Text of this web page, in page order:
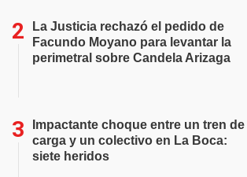
La Justicia rechazó el pedido de
Facundo Moyano para levantar la
perimetral sobre Candela Arizaga
Impactante choque entre un tren de
carga y un colectivo en La Boca:
siete heridos